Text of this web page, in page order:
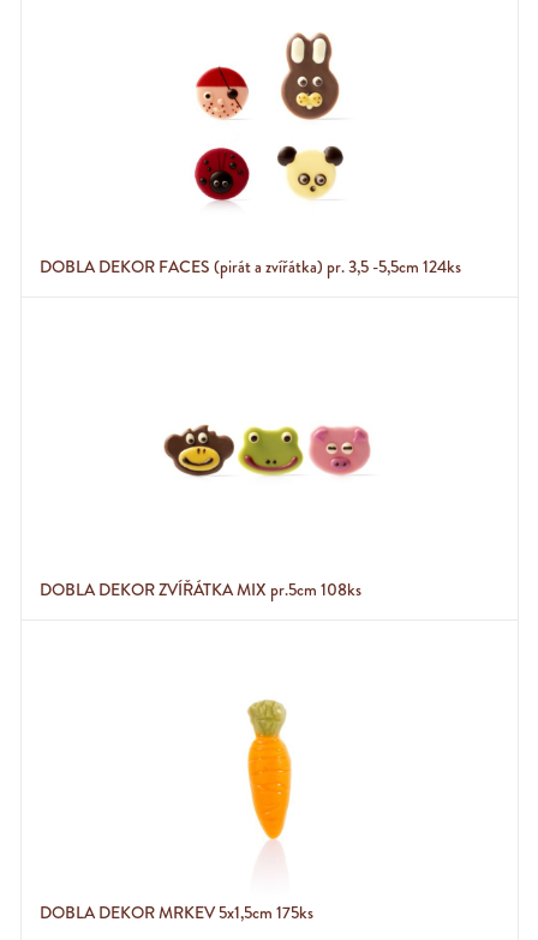
DOBLA DEKOR FACES (pirát a zvířátka) pr. 3,5 -5,5cm 124ks
DOBLA DEKOR ZVÍŘÁTKA MIX pr.5cm 108ks
DOBLA DEKOR MRKEV 5x1,5cm 175ks